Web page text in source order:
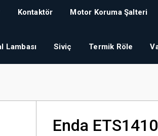
Kontaktör Motor Koruma Şalteri
Lambası Siviç Termik Röle
Enda